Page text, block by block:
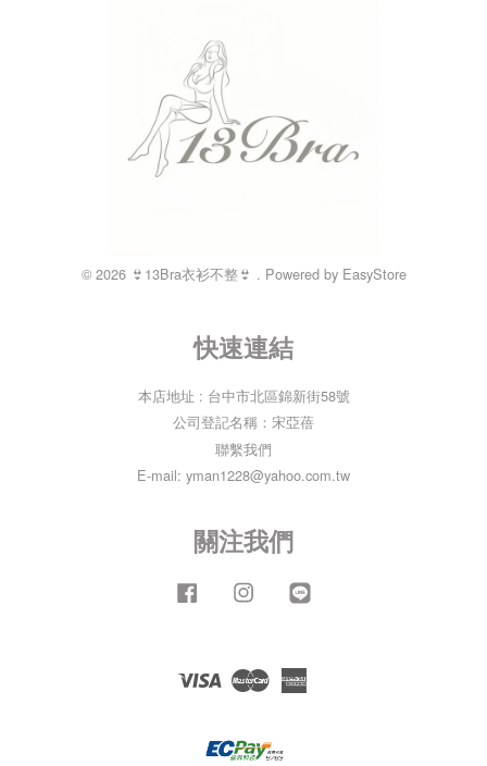
© 2026 👙13Bra衣衫不整👙 . Powered by EasyStore
快速連結
本店地址 : 台中市北區錦新街58號
公司登記名稱：宋亞蓓
聯繫我們
E-mail: yman1228@yahoo.com.tw
關注我們
Facebook Instagram
Visa Master